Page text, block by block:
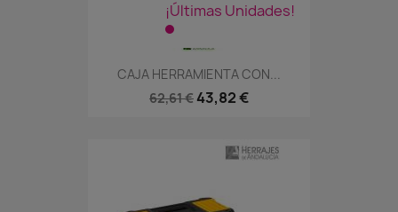
¡Últimas Unidades!
CAJA HERRAMIENTA CON...
62,61 € 43,82 €